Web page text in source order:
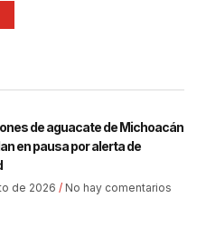
de aguacate de Michoacán
en pausa por alerta de
de 2026 No hay comentarios